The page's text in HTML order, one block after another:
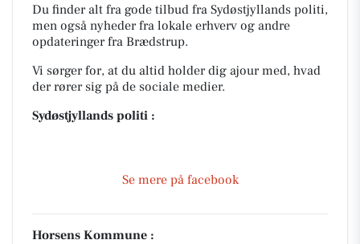
Du finder alt fra gode tilbud fra Sydøstjyllands politi,
men også nyheder fra lokale erhverv og andre
opdateringer fra Brædstrup.
Vi sørger for, at du altid holder dig ajour med, hvad
der rører sig på de sociale medier.
Sydøstjyllands politi :
Se mere på facebook
Horsens Kommune :